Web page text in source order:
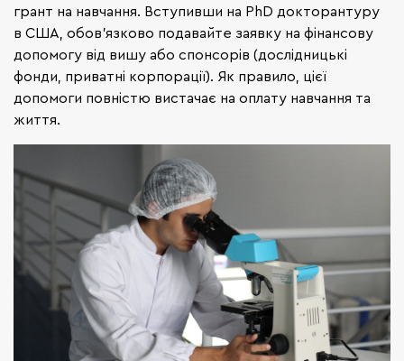
грант на навчання. Вступивши на PhD докторантуру
в США, обов'язково подавайте заявку на фінансову
допомогу від вишу або спонсорів (дослідницькі
фонди, приватні корпорації). Як правило, цієї
допомоги повністю вистачає на оплату навчання та
життя.